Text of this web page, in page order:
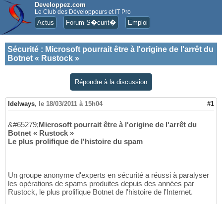
Developpez.com
Le Club des Développeurs et IT Pro
Actus Forum S�curit� Emploi
Sécurité : Microsoft pourrait être à l'origine de l'arrêt du
Botnet « Rustock »
Répondre à la discussion
Idelways, le 18/03/2011 à 15h04 #1
&#65279;Microsoft pourrait être à l'origine de l'arrêt du
Botnet « Rustock »
Le plus prolifique de l'histoire du spam
Un groupe anonyme d'experts en sécurité a réussi à paralyser
les opérations de spams produites depuis des années par
Rustock, le plus prolifique Botnet de l'histoire de l'Internet.